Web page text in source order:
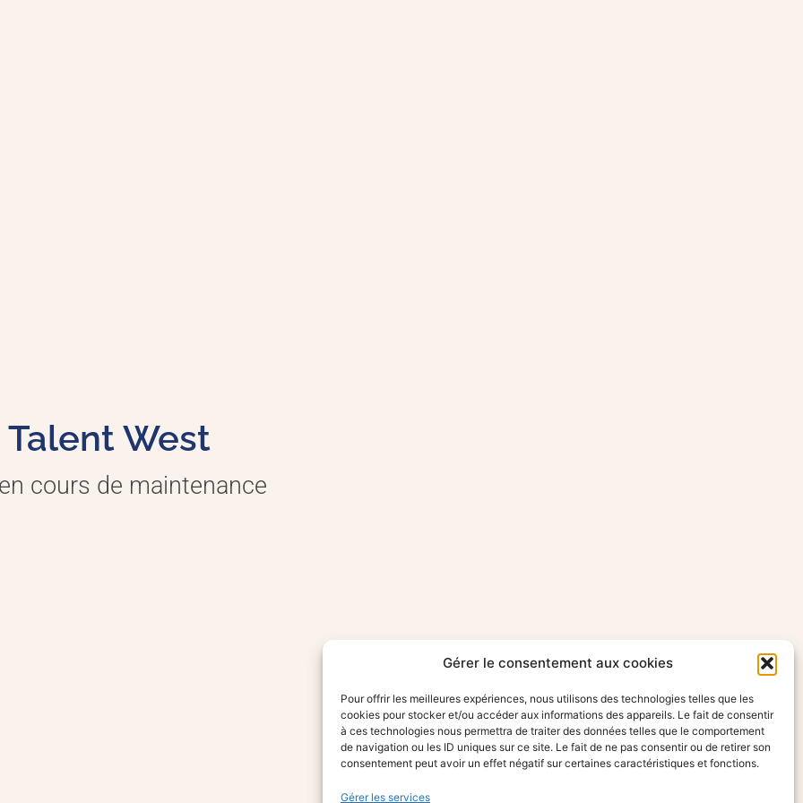
Gérer le consentement aux cookies
Pour offrir les meilleures expériences, nous utilisons des technologies telles que les
cookies pour stocker et/ou accéder aux informations des appareils. Le fait de consentir
à ces technologies nous permettra de traiter des données telles que le comportement
de navigation ou les ID uniques sur ce site. Le fait de ne pas consentir ou de retirer son
consentement peut avoir un effet négatif sur certaines caractéristiques et fonctions.
Gérer les services
Talent West
cours de maintenance